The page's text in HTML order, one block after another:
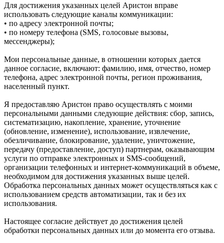
Для достижения указанных целей Аристон вправе
использовать следующие каналы коммуникации:
• по адресу электронной почты;
• по номеру телефона (SMS, голосовые вызовы,
мессенджеры);
Мои персональные данные, в отношении которых дается
данное согласие, включают: фамилию, имя, отчество, номер
телефона, адрес электронной почты, регион проживания,
населенный пункт.
Я предоставляю Аристон право осуществлять с моими
персональными данными следующие действия: сбор, запись,
систематизацию, накопление, хранение, уточнение
(обновление, изменение), использование, извлечение,
обезличивание, блокирование, удаление, уничтожение,
передачу (предоставление, доступ) партнерам, оказывающим
услуги по отправке электронных и SMS‑сообщений,
организации телефонных и интернет‑коммуникаций в объеме,
необходимом для достижения указанных выше целей.
Обработка персональных данных может осуществляться как с
использованием средств автоматизации, так и без их
использования.
Настоящее согласие действует до достижения целей
обработки персональных данных или до момента его отзыва.